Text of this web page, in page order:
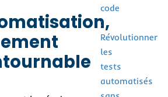
code
:
Révolutionner
les
tests
automatisés